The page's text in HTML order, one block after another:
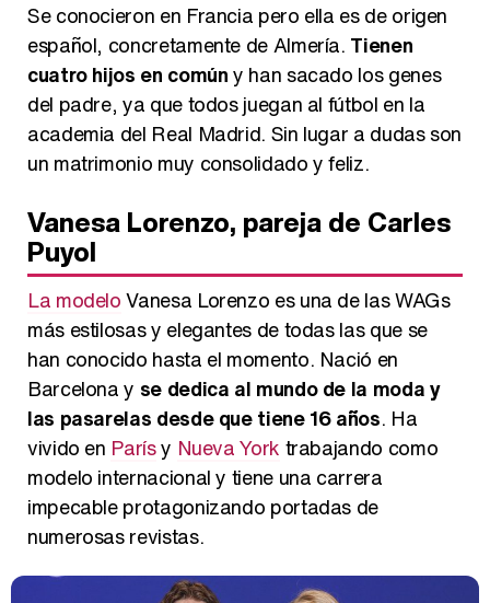
Se conocieron en Francia pero ella es de origen
español, concretamente de Almería. Tienen
cuatro hijos en comúny han sacado los genes
del padre, ya que todos juegan al fútbol en la
academia del Real Madrid. Sin lugar a dudas son
un matrimonio muy consolidado y feliz.
Vanesa Lorenzo, pareja de Carles
Puyol
La modeloVanesa Lorenzo es una de las WAGs
más estilosas y elegantes de todas las que se
han conocido hasta el momento. Nació en
Barcelona y se dedica al mundo de la moda y
las pasarelas desde que tiene 16 años. Ha
vivido en Parísy Nueva York trabajando como
modelo internacional y tiene una carrera
impecable protagonizando portadas de
numerosas revistas.